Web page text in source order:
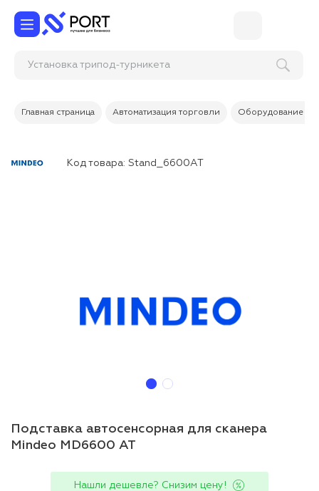
Установка трипод-турникета
Главная страница Автоматизация торговли Оборудование
Код товара: Stand_6600AT
Подставка автосенсорная для сканера
Mindeo MD6600 AT
Нашли дешевле? Снизим цену!